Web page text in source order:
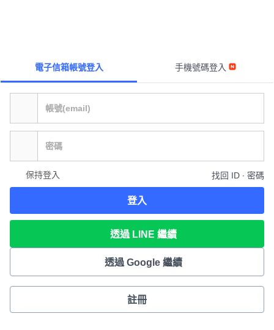
電子信箱帳號登入 手機號碼登入
保持登入 找回 ID ∙ 密碼
登入
透過 LINE 繼續
透過 Google 繼續
註冊